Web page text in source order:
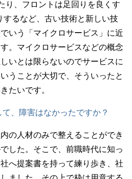
り、フロントは足回りを良くす
るなど、古い技術と新しい技
いう「マイクロサービス」に近
。マイクロサービスなどの概念
いとは限らないのでサービスに
うことが大切で、そういったと
たいです。
、障害はなかったですか？
の人材のみで整えることができ
した。そこで、前職時代に知っ
へ提案書を持って練り歩き、社